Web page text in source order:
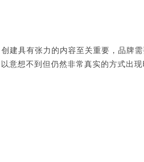
建具有张力的内容至关重要，品牌
意想不到但仍然非常真实的方式出